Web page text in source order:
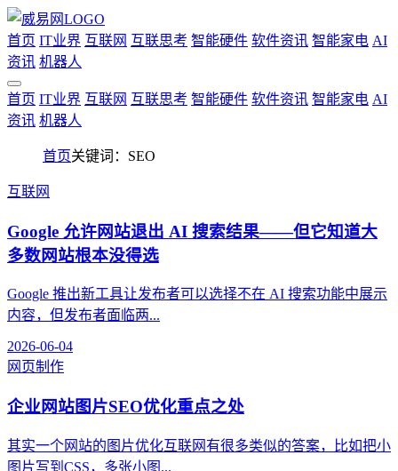
首页 IT业界 互联网 互联思考 智能硬件 软件资讯 智能家电 AI
资讯 机器人
首页 IT业界 互联网 互联思考 智能硬件 软件资讯 智能家电 AI
资讯 机器人
首页关键词：SEO
互联网
Google 允许网站退出 AI 搜索结果——但它知道大
多数网站根本没得选
Google 推出新工具让发布者可以选择不在 AI 搜索功能中展示
内容，但发布者面临两...
2026-06-04
网页制作
企业网站图片SEO优化重点之处
其实一个网站的图片优化互联网有很多类似的答案，比如把小
图片写到CSS，多张小图...